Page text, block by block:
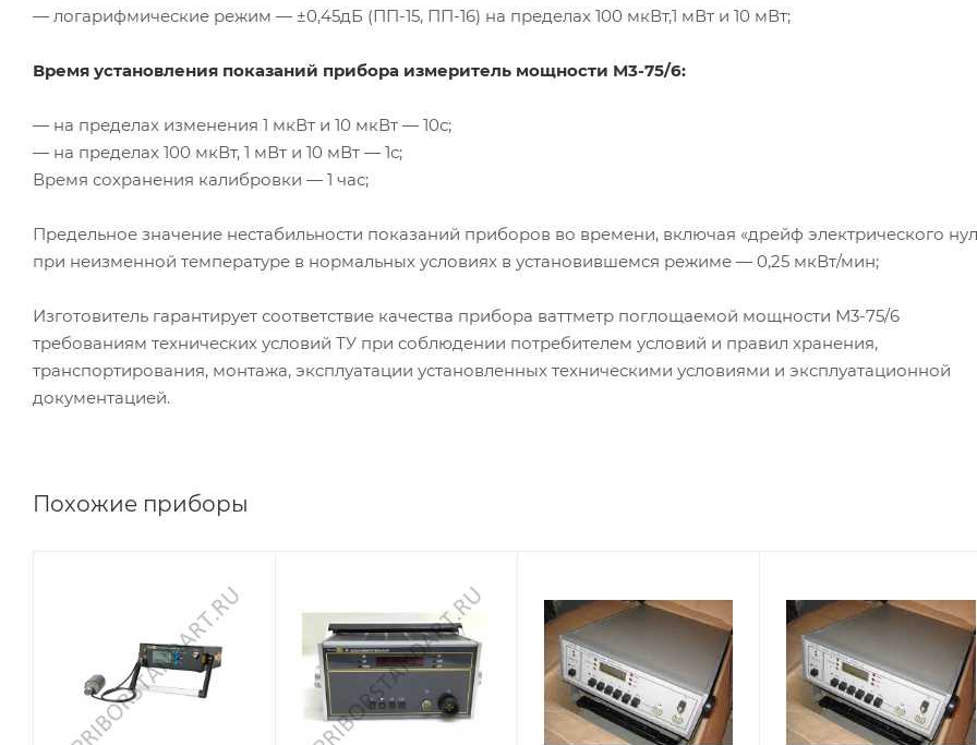
— логарифмические режим — ±0,45дБ (ПП-15, ПП-16) на пределах 100 мкВт,1 мВт и 10 мВт;
Время установления показаний прибора измеритель мощности М3-75/6:
— на пределах изменения 1 мкВт и 10 мкВт — 10с;
— на пределах 100 мкВт, 1 мВт и 10 мВт — 1с;
Время сохранения калибровки — 1 час;
Предельное значение нестабильности показаний приборов во времени, включая «дрейф электрического
при неизменной температуре в нормальных условиях в установившемся режиме — 0,25 мкВт/мин;
Изготовитель гарантирует соответствие качества прибора ваттметр поглощаемой мощности М3-75/6
требованиям технических условий ТУ при соблюдении потребителем условий и правил хранения,
транспортирования, монтажа, эксплуатации установленных техническими условиями и эксплуатационной
документацией.
Похожие приборы